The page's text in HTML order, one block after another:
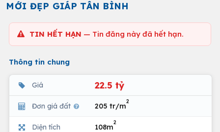
MỚI ĐẸP GIÁP TÂN BÌNH
TIN HẾT HẠN — Tin đăng này đã hết hạn.
Thông tin chung
Giá 22.5 tỷ
Đơn giá đất 205 tr/m
2
Diện tích 108m
2